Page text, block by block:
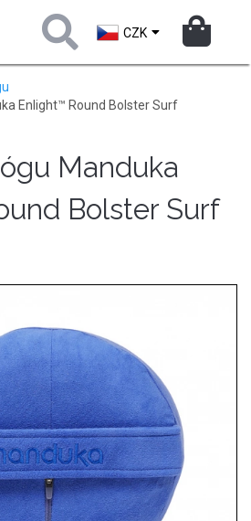
CZK
Enlight™ Round Bolster Surf
Manduka
Bolster Surf